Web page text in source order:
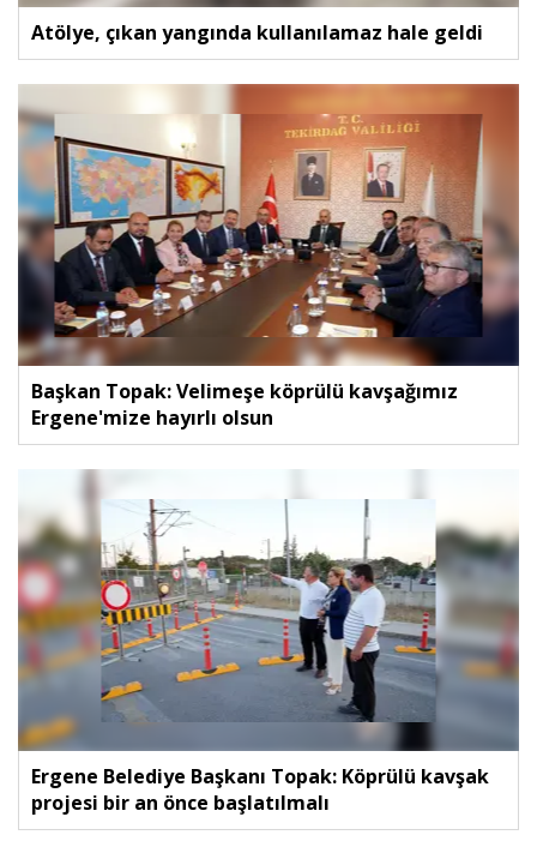
Atölye, çıkan yangında kullanılamaz hale geldi
Başkan Topak: Velimeşe köprülü kavşağımız
Ergene'mize hayırlı olsun
Ergene Belediye Başkanı Topak: Köprülü kavşak
projesi bir an önce başlatılmalı